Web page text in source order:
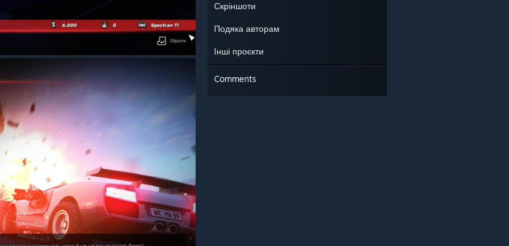
Скріншоти
Подяка авторам
Інші проєкти
Comments